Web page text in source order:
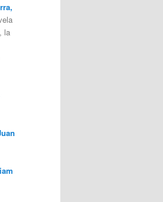
la